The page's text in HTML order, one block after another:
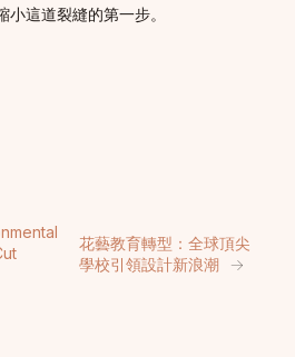
這道裂縫的第一步。
花藝教育轉型：全球頂尖
學校引領設計新浪潮
→